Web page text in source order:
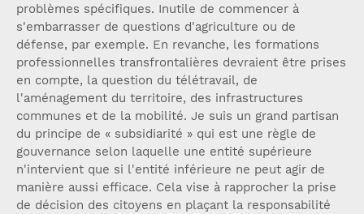
problèmes spécifiques. Inutile de commencer à
s'embarrasser de questions d'agriculture ou de
défense, par exemple. En revanche, les formations
professionnelles transfrontalières devraient être prises
en compte, la question du télétravail, de
l'aménagement du territoire, des infrastructures
communes et de la mobilité. Je suis un grand partisan
du principe de « subsidiarité » qui est une règle de
gouvernance selon laquelle une entité supérieure
n'intervient que si l'entité inférieure ne peut agir de
manière aussi efficace. Cela vise à rapprocher la prise
de décision des citoyens en plaçant la responsabilité